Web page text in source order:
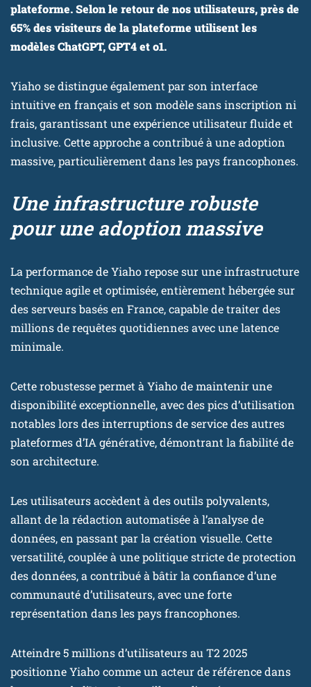
plateforme. Selon le retour de nos utilisateurs, près de
65% des visiteurs de la plateforme utilisent les
modèles ChatGPT, GPT4 et o1.
Yiaho se distingue également par son interface
intuitive en français et son modèle sans inscription ni
frais, garantissant une expérience utilisateur fluide et
inclusive. Cette approche a contribué à une adoption
massive, particulièrement dans les pays francophones.
Une infrastructure robuste
pour une adoption massive
La performance de Yiaho repose sur une infrastructure
technique agile et optimisée, entièrement hébergée sur
des serveurs basés en France, capable de traiter des
millions de requêtes quotidiennes avec une latence
minimale.
Cette robustesse permet à Yiaho de maintenir une
disponibilité exceptionnelle, avec des pics d’utilisation
notables lors des interruptions de service des autres
plateformes d’IA générative, démontrant la fiabilité de
son architecture.
Les utilisateurs accèdent à des outils polyvalents,
allant de la rédaction automatisée à l’analyse de
données, en passant par la création visuelle. Cette
versatilité, couplée à une politique stricte de protection
des données, a contribué à bâtir la confiance d’une
communauté d’utilisateurs, avec une forte
représentation dans les pays francophones.
Atteindre 5 millions d’utilisateurs au T2 2025
positionne Yiaho comme un acteur de référence dans